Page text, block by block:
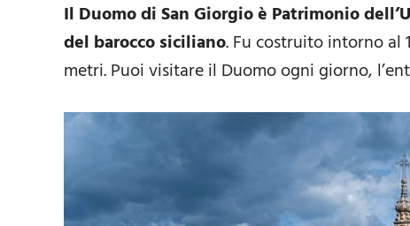
Il Duomo di San Giorgio è Patrimonio
del barocco siciliano. Fu costruito intorno al
metri. Puoi visitare il Duomo ogni giorno,